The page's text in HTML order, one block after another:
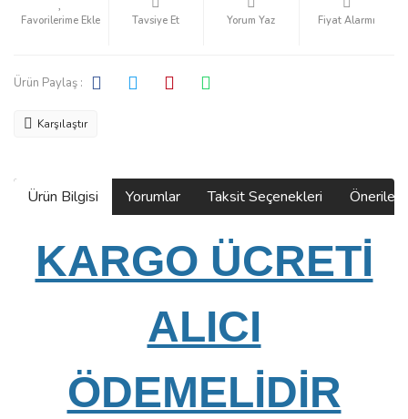
Tavsiye Et Yorum Yaz Fiyat Alarmı
Ürün Paylaş :
Karşılaştır
Ürün Bilgisi Yorumlar Taksit Seçenekleri
KARGO ÜCRETİ
ALICI
ÖDEMELİDİR